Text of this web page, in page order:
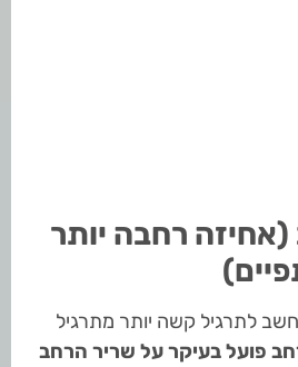
רחבה יותר
לתרגיל קשה יותר מתרגיל
פועל בעיקר על שריר הרחב